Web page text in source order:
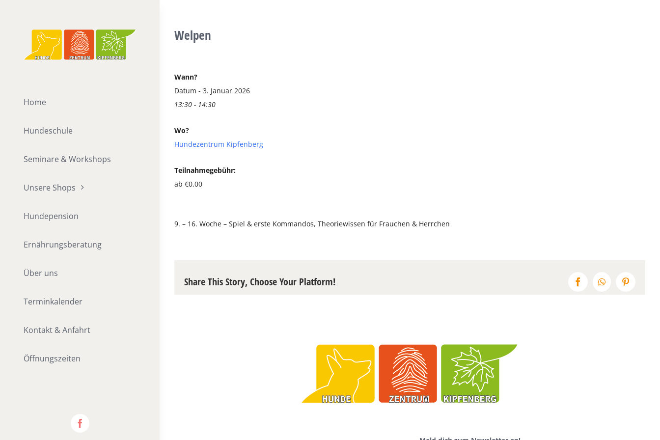
Home
Hundeschule
Seminare & Workshops
Unsere Shops
Hundepension
Ernährungsberatung
Über uns
Terminkalender
Kontakt & Anfahrt
Öffnungszeiten
Welpen
Wann?
Datum - 3. Januar 2026
13:30 - 14:30
Wo?
Hundezentrum Kipfenberg
Teilnahmegebühr:
ab €0,00
9. – 16. Woche – Spiel & erste Kommandos, Theoriewissen für Frauchen & Herrchen
Share This Story, Choose Your Platform! FacebookWhatsAppPinterest